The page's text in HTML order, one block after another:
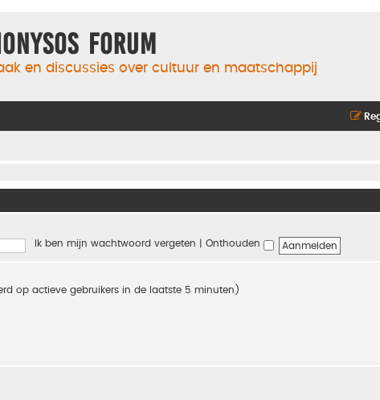
Forum
en discussies over cultuur en maatschappij
Ik ben mijn wachtwoord vergeten Onthouden
op actieve gebruikers in de laatste 5 minuten)